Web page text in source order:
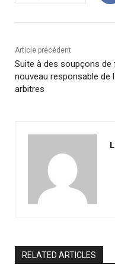
Article précédent
Suite à des soupçons de
nouveau responsable de
arbitres
RELATED ARTICLES